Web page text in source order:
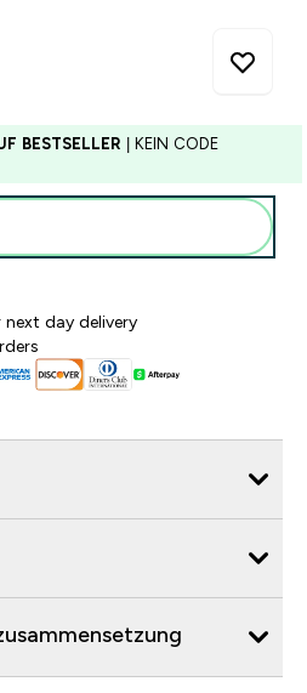
BESTSELLER | KEIN CODE
day delivery